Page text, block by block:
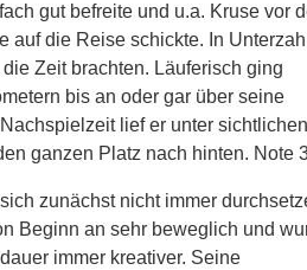
gut befreite und u.a. Kruse vor
auf die Reise schickte. In
Zeit brachten. Läuferisch ging
bis an oder gar über seine
lief er unter sichtlichen
ganzen Platz nach hinten. Note
zunächst nicht immer
Beginn an sehr beweglich und
immer kreativer. Seine